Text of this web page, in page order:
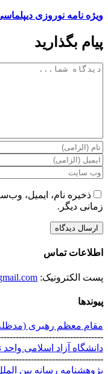
ویژه نامه نوروزی دیپلماسی
پیام بگذارید
دیدگاه
ذخیره نام، ایمیل،
زمانی دیگر.
اطلاعات تماس
پست الکترونیک:
پیوندها
مقام معظم رهبری
دانشگاه آزاد اسلامی واحد
پژوهشنامه رسانه بین